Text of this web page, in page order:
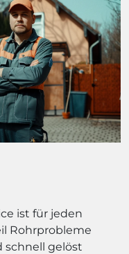
ist für jeden
Rohrprobleme
schnell gelöst